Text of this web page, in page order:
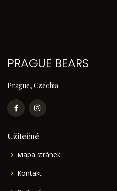
PRAGUE BEARS
Prague, Czechia
Užitečné
Mapa stránek
Kontakt